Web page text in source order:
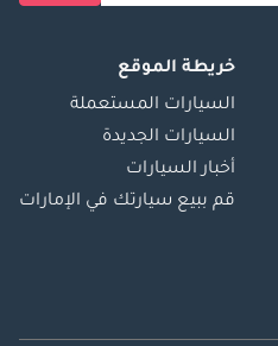
خريطة الموقع
السيارات المستعملة
السيارات الجديدة
أخبار السيارات
قم ببيع سيارتك في الإمارات